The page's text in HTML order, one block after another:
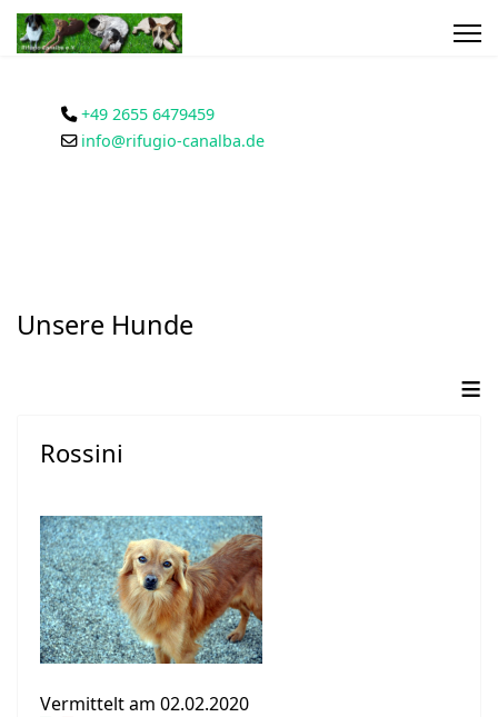
+49 2655 6479459
info@rifugio-canalba.de
Unsere Hunde
≡
Rossini
Vermittelt am 02.02.2020